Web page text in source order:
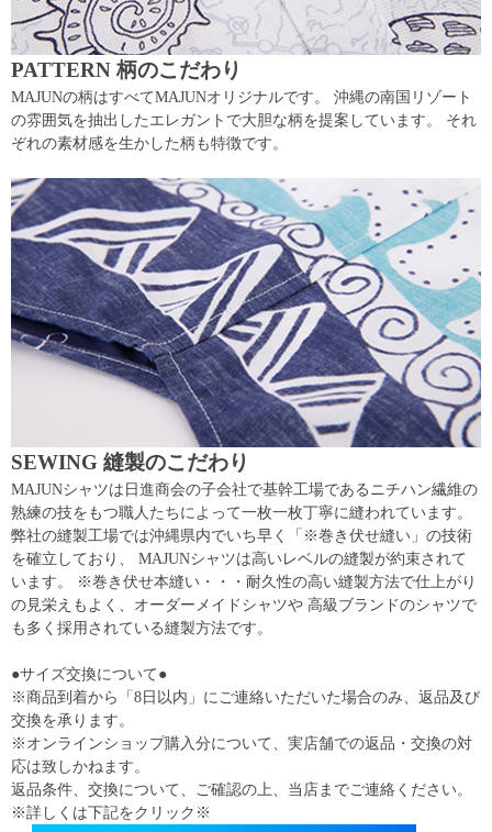
PATTERN 柄のこだわり
MAJUNの柄はすべてMAJUNオリジナルです。 沖縄の南国リゾート
の雰囲気を抽出したエレガントで大胆な柄を提案しています。 それ
ぞれの素材感を生かした柄も特徴です。
SEWING 縫製のこだわり
MAJUNシャツは日進商会の子会社で基幹工場であるニチハン繊維の
熟練の技をもつ職人たちによって一枚一枚丁寧に縫われています。
弊社の縫製工場では沖縄県内でいち早く「※巻き伏せ縫い」の技術
を確立しており、 MAJUNシャツは高いレベルの縫製が約束されて
います。 ※巻き伏せ本縫い・・・耐久性の高い縫製方法で仕上がり
の見栄えもよく、オーダーメイドシャツや 高級ブランドのシャツで
も多く採用されている縫製方法です。
●サイズ交換について●
※商品到着から「8日以内」にご連絡いただいた場合のみ、返品及び
交換を承ります。
※オンラインショップ購入分について、実店舗での返品・交換の対
応は致しかねます。
返品条件、交換について、ご確認の上、当店までご連絡ください。
※詳しくは下記をクリック※